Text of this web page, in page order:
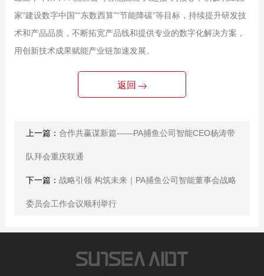
家“建设数字中国”“东数西算”“节能降碳”等目标，持续提升研发技
术和产品品质，不断拓宽产品线和提供专业的数字化解决方案，
用创新技术成果赋能产业链加速发展。
返回
上一篇： 合作共赢谋新篇——PA捕鱼公司智能CEO杨涛带
队拜会重庆联通
下一篇： 战略引领 构筑未来｜PA捕鱼公司智能董事会战略
委员会工作会议顺利举行